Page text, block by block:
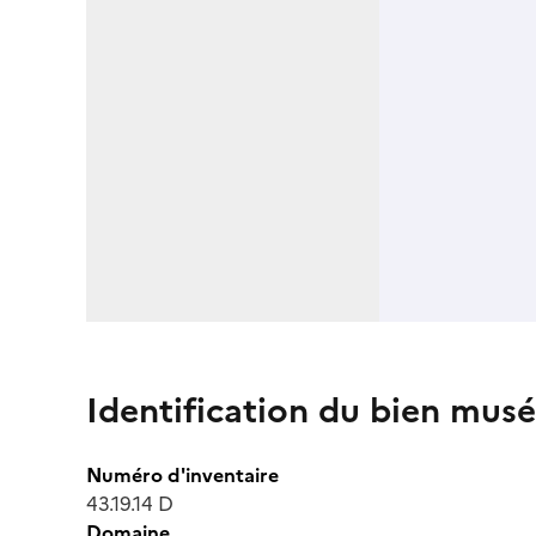
Identification du bien
Numéro d'inventaire
43.19.14 D